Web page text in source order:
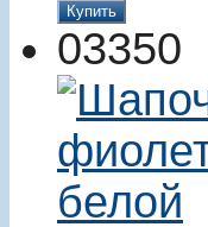
Купить
03350